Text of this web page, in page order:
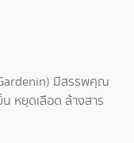
มีสรรพคุณ
น หยุดเลือด ล้างสาร